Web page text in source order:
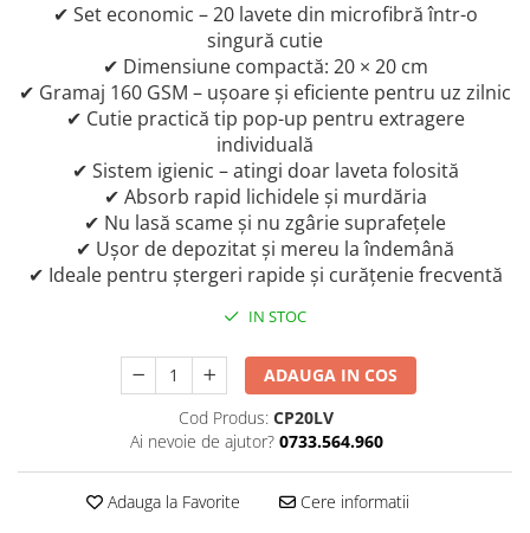
✔ Set economic – 20 lavete din microfibră într-o
singură cutie
✔ Dimensiune compactă: 20 × 20 cm
✔ Gramaj 160 GSM – ușoare și eficiente pentru uz zilnic
✔ Cutie practică tip pop-up pentru extragere
individuală
✔ Sistem igienic – atingi doar laveta folosită
✔ Absorb rapid lichidele și murdăria
✔ Nu lasă scame și nu zgârie suprafețele
✔ Ușor de depozitat și mereu la îndemână
✔ Ideale pentru ștergeri rapide și curățenie frecventă
IN STOC
ADAUGA IN COS
Cod Produs: CP20LV
Ai nevoie de ajutor? 0733.564.960
Adauga la Favorite Cere informatii